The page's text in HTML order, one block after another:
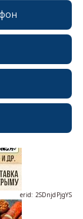
erid: 2SDnjdPjgYS